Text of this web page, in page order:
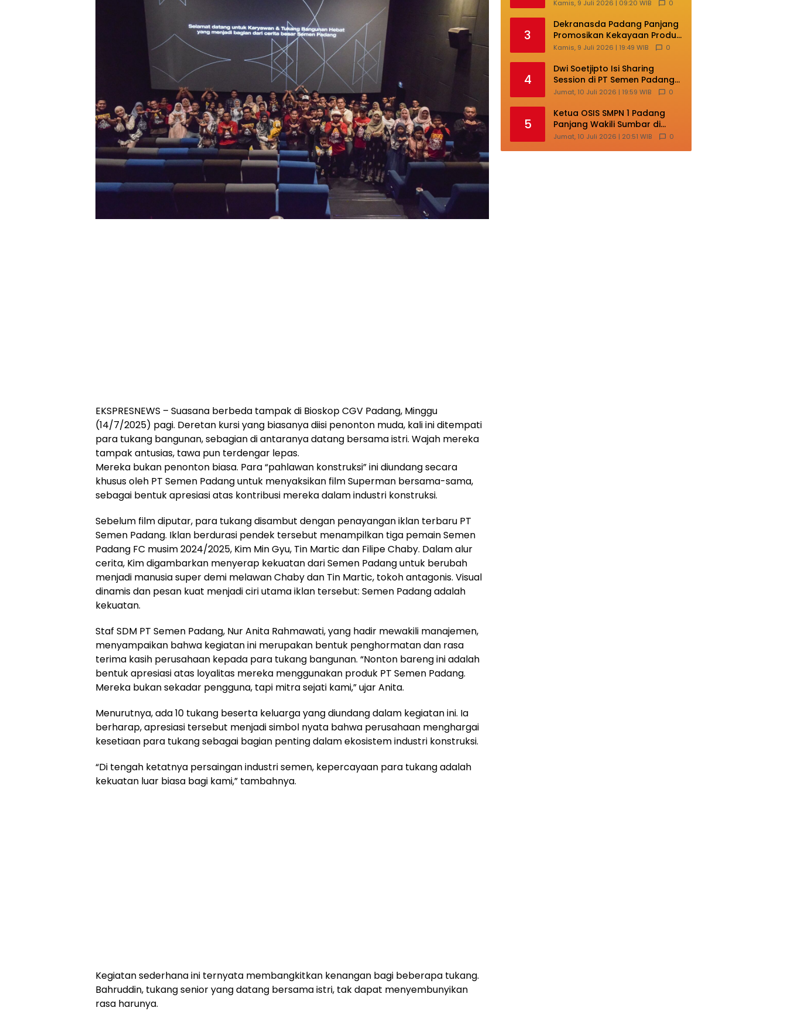
EKSPRESNEWS – Suasana berbeda tampak di Bioskop CGV Padang, Minggu
(14/7/2025) pagi. Deretan kursi yang biasanya diisi penonton muda, kali ini ditempati
para tukang bangunan, sebagian di antaranya datang bersama istri. Wajah mereka
tampak antusias, tawa pun terdengar lepas.
Mereka bukan penonton biasa. Para “pahlawan konstruksi” ini diundang secara
khusus oleh PT Semen Padang untuk menyaksikan film Superman bersama-sama,
sebagai bentuk apresiasi atas kontribusi mereka dalam industri konstruksi.
Sebelum film diputar, para tukang disambut dengan penayangan iklan terbaru PT
Semen Padang. Iklan berdurasi pendek tersebut menampilkan tiga pemain Semen
Padang FC musim 2024/2025, Kim Min Gyu, Tin Martic dan Filipe Chaby. Dalam alur
cerita, Kim digambarkan menyerap kekuatan dari Semen Padang untuk berubah
menjadi manusia super demi melawan Chaby dan Tin Martic, tokoh antagonis. Visual
dinamis dan pesan kuat menjadi ciri utama iklan tersebut: Semen Padang adalah
kekuatan.
Staf SDM PT Semen Padang, Nur Anita Rahmawati, yang hadir mewakili manajemen,
menyampaikan bahwa kegiatan ini merupakan bentuk penghormatan dan rasa
terima kasih perusahaan kepada para tukang bangunan. “Nonton bareng ini adalah
bentuk apresiasi atas loyalitas mereka menggunakan produk PT Semen Padang.
Mereka bukan sekadar pengguna, tapi mitra sejati kami,” ujar Anita.
Menurutnya, ada 10 tukang beserta keluarga yang diundang dalam kegiatan ini. Ia
berharap, apresiasi tersebut menjadi simbol nyata bahwa perusahaan menghargai
kesetiaan para tukang sebagai bagian penting dalam ekosistem industri konstruksi.
“Di tengah ketatnya persaingan industri semen, kepercayaan para tukang adalah
kekuatan luar biasa bagi kami,” tambahnya.
Kegiatan sederhana ini ternyata membangkitkan kenangan bagi beberapa tukang.
Bahruddin, tukang senior yang datang bersama istri, tak dapat menyembunyikan
rasa harunya.
Kehilangan Ruang
Berkembang
Kamis, 9 Juli 2026 | 09:20 WIB 0
3
Dekranasda Padang Panjang
Promosikan Kekayaan Produk
Lokal di Ajang Nasional
Kamis, 9 Juli 2026 | 19:49 WIB 0
4
Dwi Soetjipto Isi Sharing
Session di PT Semen Padang;
Perusahaan Dituntut Lakukan
Jumat, 10 Juli 2026 | 19:59 WIB 0
5
Ketua OSIS SMPN 1 Padang
Panjang Wakili Sumbar di
Ajang Nasional Bintang Sobat
Jumat, 10 Juli 2026 | 20:51 WIB 0